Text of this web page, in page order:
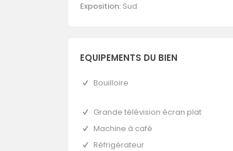
Exposition: Sud
EQUIPEMENTS DU BIEN
Bouilloire
Grande télévision écran plat
Machine à café
Réfrigérateur